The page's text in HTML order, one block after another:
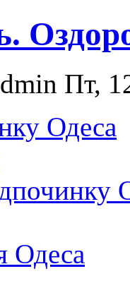
Пт,
Одеса
Одеса